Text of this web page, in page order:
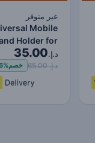
غير متوفر
Mobile
Holder for
iPad Flexi…
د.إ.35.00
د.إ. 65.00 خصم